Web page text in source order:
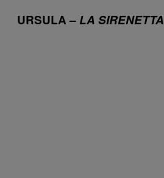
URSULA – LA SIRENETTA